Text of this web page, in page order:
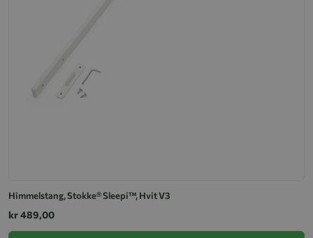
Himmelstang, Stokke® Sleepi™, Hvit V3
kr 489,00